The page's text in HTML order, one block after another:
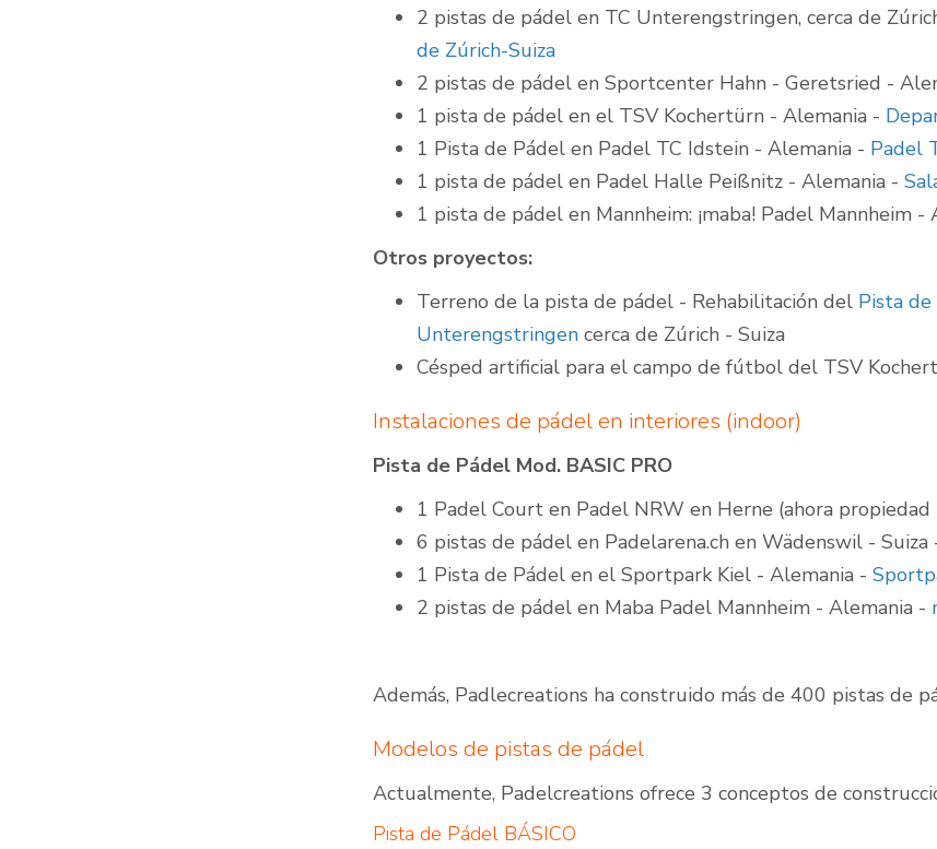
2 pistas de pádel en TC Unterengstringen, cerca de
de Zúrich-Suiza
2 pistas de pádel en Sportcenter Hahn - Geretsried -
1 pista de pádel en el TSV Kochertürn - Alemania -
1 Pista de Pádel en Padel TC Idstein - Alemania - Padel
1 pista de pádel en Padel Halle Peißnitz - Alemania -
1 pista de pádel en Mannheim: ¡maba! Padel Mannheim -
Otros proyectos:
Terreno de la pista de pádel - Rehabilitación del Pista
Unterengstringen cerca de Zúrich - Suiza
Césped artificial para el campo de fútbol del TSV
Instalaciones de pádel en interiores (indoor)
Pista de Pádel Mod. BASIC PRO
1 Padel Court en Padel NRW en Herne (ahora propiedad
6 pistas de pádel en Padelarena.ch en Wädenswil - Suiza
1 Pista de Pádel en el Sportpark Kiel - Alemania -
2 pistas de pádel en Maba Padel Mannheim - Alemania -
Además, Padlecreations ha construido más de 400 pistas de
Modelos de pistas de pádel
Actualmente, Padelcreations ofrece 3 conceptos de
Pista de Pádel BÁSICO